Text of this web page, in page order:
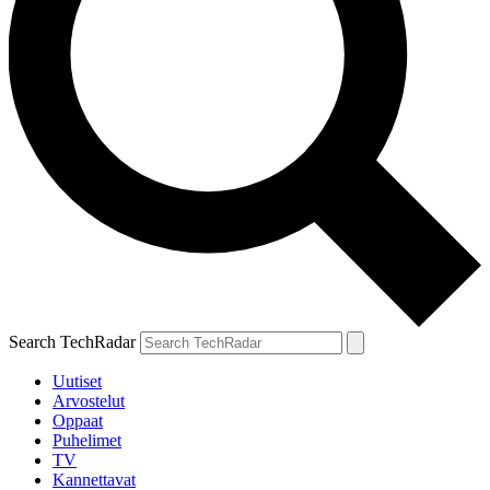
Search TechRadar
Uutiset
Arvostelut
Oppaat
Puhelimet
TV
Kannettavat